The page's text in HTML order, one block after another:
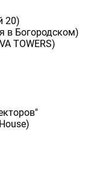
20)
в Богородском)
TOWERS)